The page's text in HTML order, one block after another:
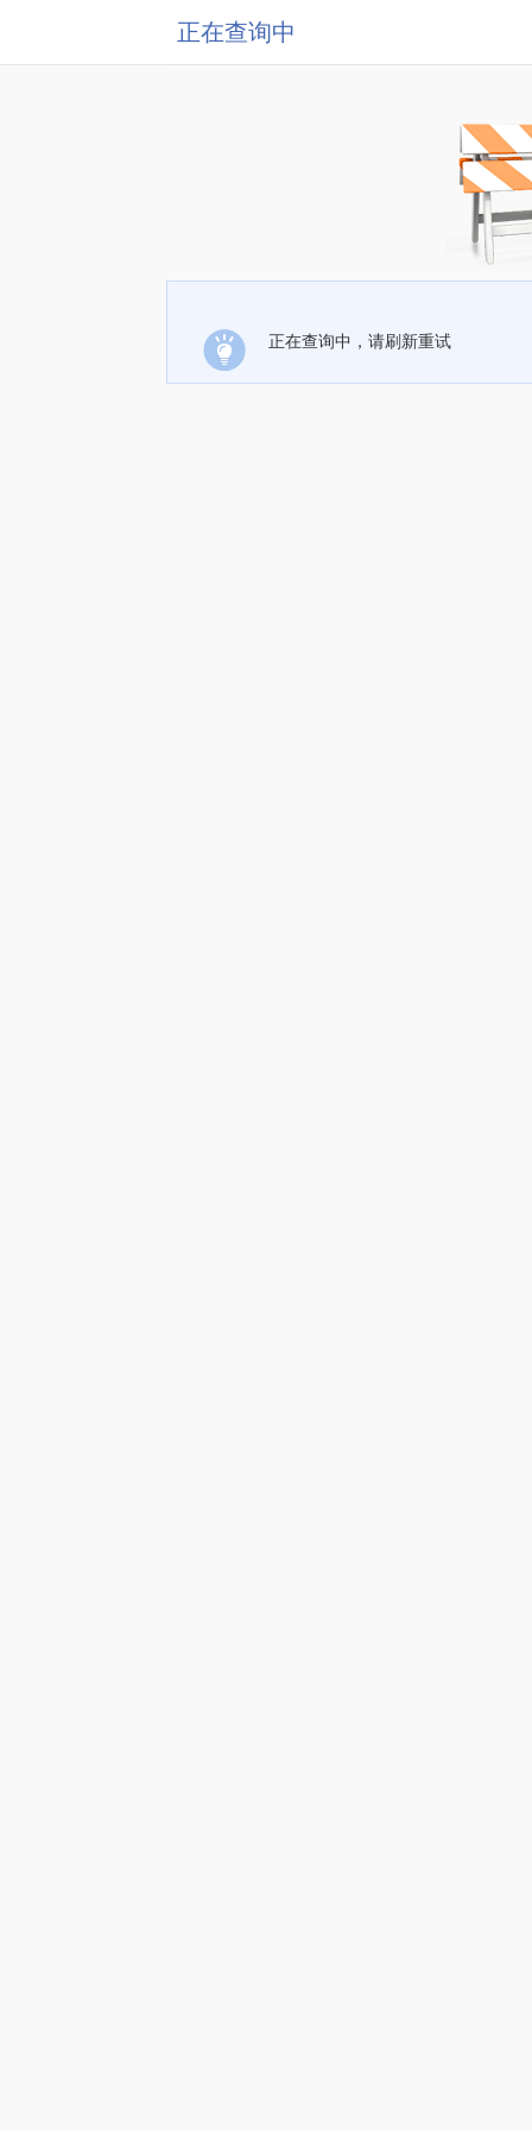
正在查询中
正在查询中，请刷新重试